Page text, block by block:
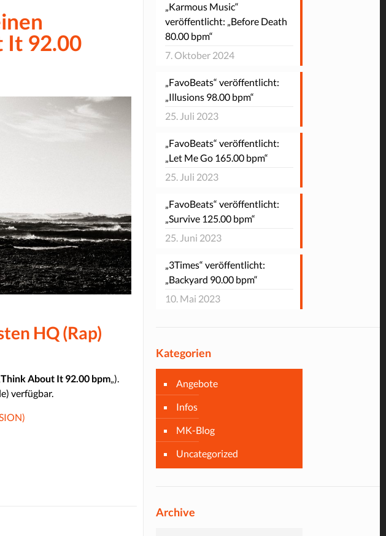
It 92.00
HQ (Rap)
Think About It 92.00 bpm„).
verfügbar.
„Karmous Music“
veröffentlicht: „Before Death
80.00 bpm“
7. Oktober 2024
„FavoBeats“ veröffentlicht:
„Illusions 98.00 bpm“
25. Juli 2023
„FavoBeats“ veröffentlicht:
„Let Me Go 165.00 bpm“
25. Juli 2023
„FavoBeats“ veröffentlicht:
„Survive 125.00 bpm“
25. Juni 2023
„3Times“ veröffentlicht:
„Backyard 90.00 bpm“
10. Mai 2023
Kategorien
Angebote
Infos
MK-Blog
Uncategorized
Archive